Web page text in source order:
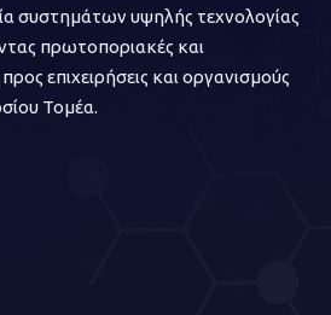
συστημάτων υψηλής τεχνολογίας
πρωτοποριακές και
επιχειρήσεις και οργανισμούς
Τομέα.